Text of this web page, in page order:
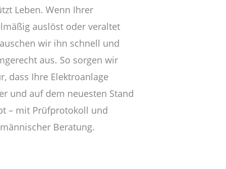
Leben. Wenn Ihrer
auslöst oder veraltet
wir ihn schnell und
aus. So sorgen wir
dass Ihre Elektroanlage
und auf dem neuesten Stand
– mit Prüfprotokoll und
Beratung.